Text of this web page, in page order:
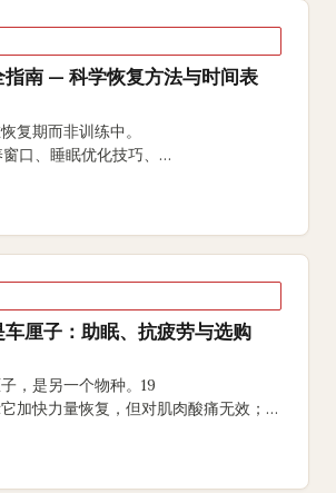
指南 — 科学恢复方法与时间表
复期而非训练中。
口、睡眠优化技巧、
。
厘子：助眠、抗疲劳与选购
，是另一个物种。19
加快力量恢复，但对肌肉酸痛无效；